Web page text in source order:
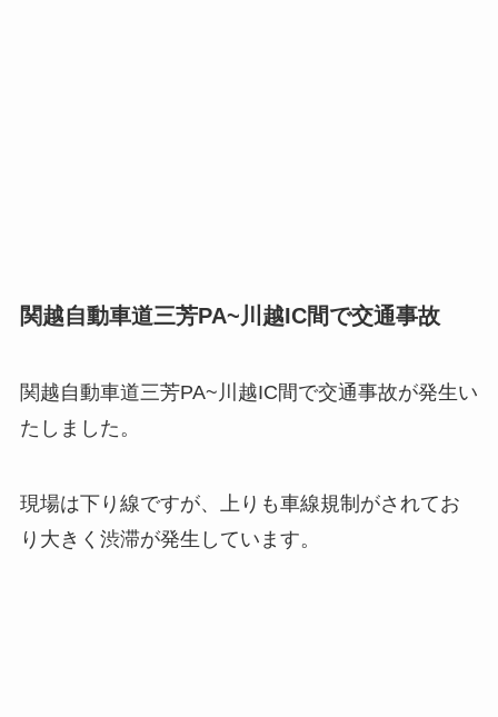
関越自動車道三芳PA~川越IC間で交通事故
関越自動車道三芳PA~川越IC間で交通事故が発生い
たしました。
現場は下り線ですが、上りも車線規制がされてお
り大きく渋滞が発生しています。